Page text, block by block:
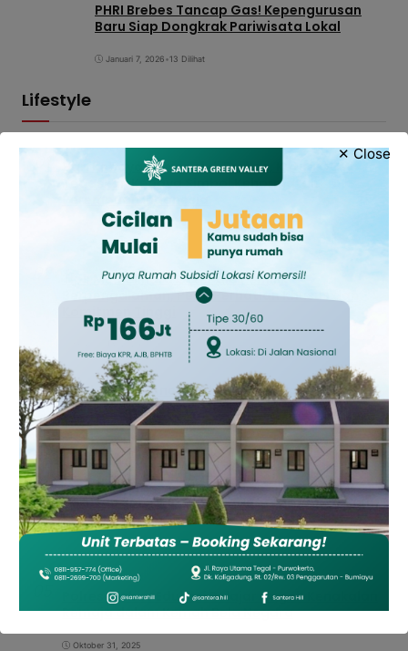
PHRI Brebes Tancap Gas! Kepengurusan
Baru Siap Dongkrak Pariwisata Lokal
Januari 7, 2026•13 Dilihat
Lifestyle
Hari Kebaya Nasional di Brebes, Ketua GOW
Tegaskan Kebaya Simbol Kehormatan
Perempuan Indonesia
Tips Memelihara Otter ala Pemilik
Berpengalaman, Perlu Perhatian Khusus dan
Komitmen Tinggi
Februari 13, 2026
03 Lomba Line Dance Berbahasa Tegal “Mlaku-
Mlaku Nang Kotaku” Meriahkan Yogya Mall
Tegal
Desember 21, 2025
04 Ratusan Personel Gabungan Sukses Amankan
Konser Akbar Dewa 19 Di Brebes
Desember 15, 2025
Polres Brebes Edukasi Pelajar Cegah Kenakalan
Remaja dalam Kemah Bela Negara
Oktober 31, 2025
✕ Close